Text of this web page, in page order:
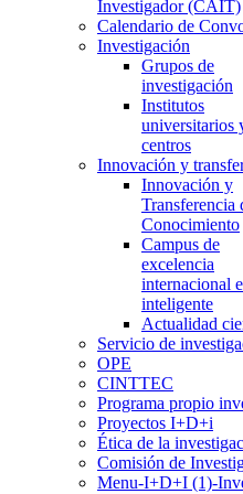
Investigador (CAIT)
Calendario de
Investigación
Grupos de
investigación
Institutos
universitarios
centros
Innovación y
Innovación y
Transferencia
Conocimiento
Campus de
excelencia
internacional
inteligente
Actualidad
Servicio de
OPE
CINTTEC
Programa propio
Proyectos I+D+i
Ética de la
Comisión de
Menu-I+D+I (1)-